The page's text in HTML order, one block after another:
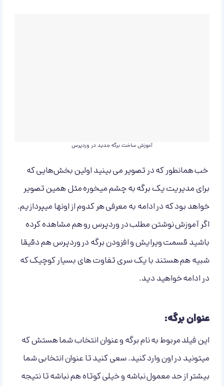
آموزش ساخت برگه جدید در وردپرس
خب همانطور که در تصویر می بینید اولین بخش‌هایی که
برای مدیریت یک برگه به چشم میخوره مثل همین تصویر
خواهد بود که در ادامه به معرفی هر کدوم از اونها میپردازیم.
اگر آموزش نوشتن مطلب در وردپرس رو هم مشاهده کرده
باشید قسمت ویرایش و افزودن برگه در وردپرس هم دقیقا
شبیه هم هستند با یک سری تفاوت های بسیار کوچیک که
در ادامه خواهید دید.
عنوان برگه:
این فیلد مربوط به نام برگه و عنوان انتخاب شما هستش که
میتونید در اون وارد کنید. سعی کنید تا عنوان انتخابی شما
بیشتر از حد معمول نباشه و خیلی کوتاه هم نباشه تا نتیجه